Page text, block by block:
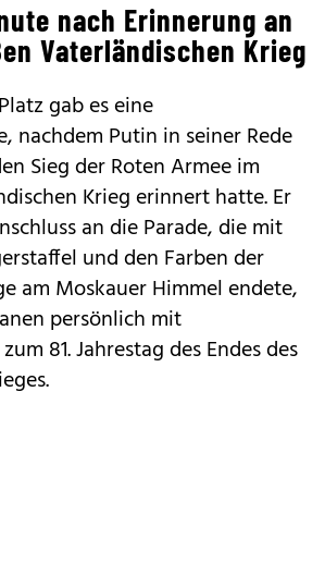
nach Erinnerung an
Vaterländischen Krieg
gab es eine
nachdem Putin in seiner Rede
Sieg der Roten Armee im
Krieg erinnert hatte. Er
an die Parade, die mit
und den Farben der
am Moskauer Himmel endete,
persönlich mit
81. Jahrestag des Endes des